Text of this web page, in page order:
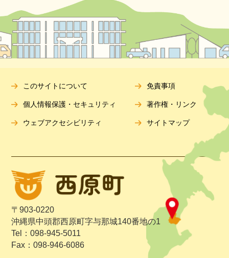
〒903-0220
沖縄県中頭郡西原町字与那城140番地の1
Tel：098-945-5011
Fax：098-946-6086
このサイトについて 免責事項
個人情報保護・セキュリティ 著作権・リンク
ウェブアクセシビリティ サイトマップ